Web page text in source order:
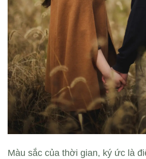
Màu sắc của thời gian, ký ức là